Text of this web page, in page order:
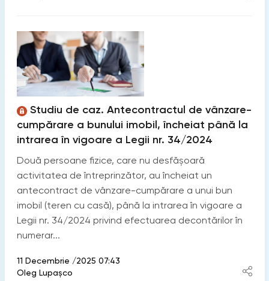
Studiu de caz. Antecontractul de vânzare-
cumpărare a bunului imobil, încheiat până la
intrarea în vigoare a Legii nr. 34/2024
Două persoane fizice, care nu desfășoară
activitatea de întreprinzător, au încheiat un
antecontract de vânzare-cumpărare a unui bun
imobil (teren cu casă), până la intrarea în vigoare a
Legii nr. 34/2024 privind efectuarea decontărilor în
numerar...
11 Decembrie /2025 07:43
Oleg Lupașco